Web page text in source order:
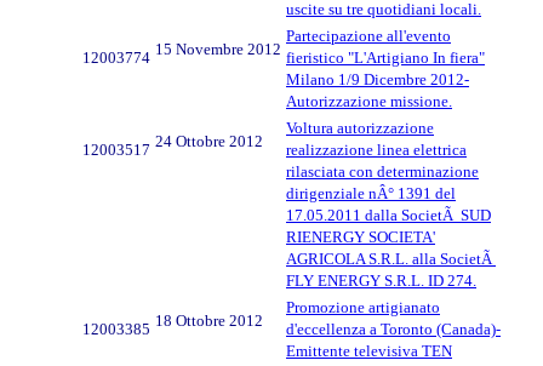
uscite su tre quotidiani locali.
12003774 15 Novembre 2012
Partecipazione all'evento
fieristico "L'Artigiano In fiera"
Milano 1/9 Dicembre 2012-
Autorizzazione missione.
12003517 24 Ottobre 2012
Voltura autorizzazione
realizzazione linea elettrica
rilasciata con determinazione
dirigenziale nÂ° 1391 del
17.05.2011 dalla SocietÃ SUD
RIENERGY SOCIETA'
AGRICOLA S.R.L. alla SocietÃ
FLY ENERGY S.R.L. ID 274.
12003385 18 Ottobre 2012
Promozione artigianato
d'eccellenza a Toronto (Canada)-
Emittente televisiva TEN